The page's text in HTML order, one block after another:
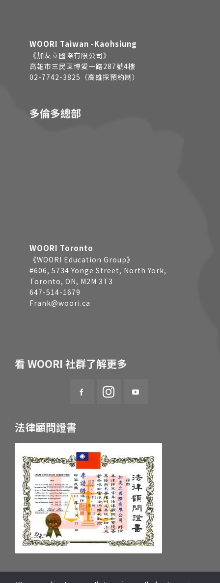
WOORI Taiwan -Kaohsiung
《加友立國際有限公司》
高雄市三民區博愛一路287號4樓
02-7742-3825（高雄採預約制）
多倫多總部
WOORI Toronto
《WOORI Education Group》
#606, 5734 Yonge Street, North York,
Toronto, ON, M2M 3T3
647-514-1679
Frank@woori.ca
看 WOORI 社群了解更多
法律顧問證書